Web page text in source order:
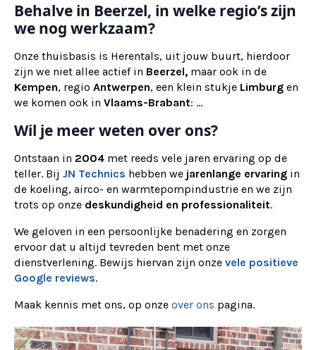
Behalve in Beerzel, in welke regio’s zijn
we nog werkzaam?
Onze thuisbasis is Herentals, uit jouw buurt, hierdoor
zijn we niet allee actief in Beerzel, maar ook in de
Kempen, regio Antwerpen, een klein stukje Limburg en
we komen ook in Vlaams-Brabant: ...
Wil je meer weten over ons?
Ontstaan in 2004 met reeds vele jaren ervaring op de
teller. Bij JN Technics hebben we jarenlange ervaring in
de koeling, airco- en warmtepompindustrie en we zijn
trots op onze deskundigheid en professionaliteit.
We geloven in een persoonlijke benadering en zorgen
ervoor dat u altijd tevreden bent met onze
dienstverlening. Bewijs hiervan zijn onze vele positieve
Google reviews.
Maak kennis met ons, op onze over ons pagina.